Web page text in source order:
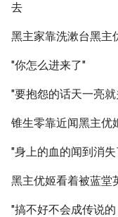
去
黑主家靠洗漱台黑主
"你怎么进来了"
"要抱怨的话天一亮
锥生零靠近闻黑主优
"身上的血的闻到消失
黑主优姬看着被蓝堂
"搞不好不会成传说的